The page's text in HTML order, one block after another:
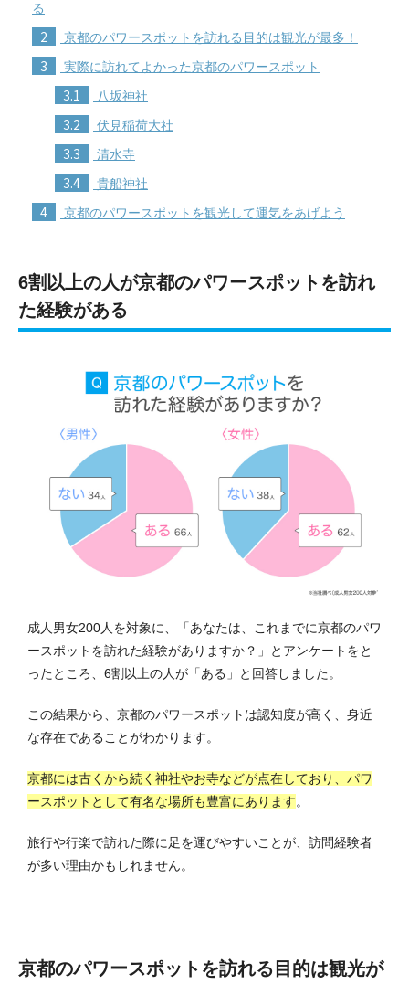
る
2 京都のパワースポットを訪れる目的は観光が最多！
3 実際に訪れてよかった京都のパワースポット
3.1 八坂神社
3.2 伏見稲荷大社
3.3 清水寺
3.4 貴船神社
4 京都のパワースポットを観光して運気をあげよう
6割以上の人が京都のパワースポットを訪れ
た経験がある
成人男女200人を対象に、「あなたは、これまでに京都のパワ
ースポットを訪れた経験がありますか？」とアンケートをと
ったところ、6割以上の人が「ある」と回答しました。
この結果から、京都のパワースポットは認知度が高く、身近
な存在であることがわかります。
京都には古くから続く神社やお寺などが点在しており、パワ
ースポットとして有名な場所も豊富にあります。
旅行や行楽で訪れた際に足を運びやすいことが、訪問経験者
が多い理由かもしれません。
京都のパワースポットを訪れる目的は観光が